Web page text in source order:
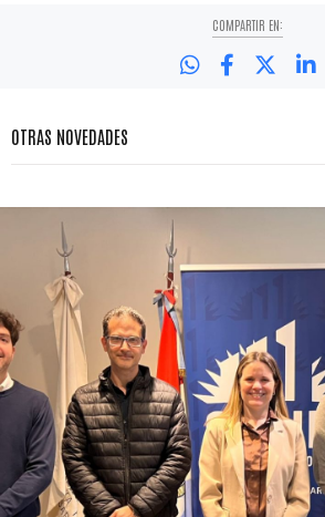
COMPARTIR EN:
OTRAS NOVEDADES